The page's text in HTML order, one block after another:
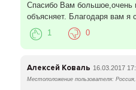
Спасибо Вам большое,очень
объясняет. Благодаря вам я
1 0
Алексей Коваль 16.03.2017
Местоположение пользователя: Россия,